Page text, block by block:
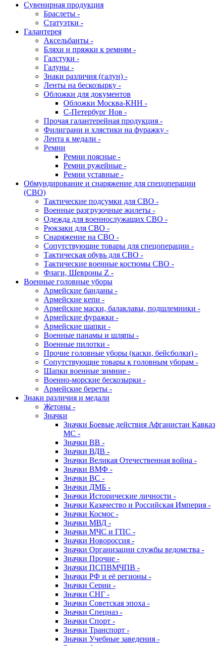
Сувенирная продукция
Браслеты -
Статуэтки -
Галантерея
Аксельбанты -
Бляхи и пряжки к ремням -
Галстуки -
Галуны -
Знаки различия (галун) -
Ленты на бескозырку -
Обложки для документов
Обложки Москва-КНН -
С-Петербург Нов -
Прочая галантерейная продукция -
Филиграни и хлястики на фуражку -
Лента к медали -
Ремни
Ремни поясные -
Ремни ружейные -
Ремни уставные -
Обмундирование и снаряжение для спецоперации
(СВО)
Тактические подсумки для СВО -
Военные разгрузочные жилеты -
Одежда для военнослужащих СВО -
Рюкзаки для СВО -
Снаряжение на СВО -
Сопутствующие товары для спецоперации -
Тактическая обувь для СВО -
Тактические военные костюмы СВО -
Флаги, Шевроны Z -
Военные головные уборы
Армейские банданы -
Армейские кепи -
Армейские маски, балаклавы, подшлемники -
Армейские фуражки -
Армейские шапки -
Военные панамы и шляпы -
Военные пилотки -
Прочие головные уборы (каски, бейсболки) -
Сопутствующие товары к головным уборам -
Шапки военные зимние -
Военно-морские бескозырки -
Армейские береты -
Знаки различия и медали
Жетоны -
Значки
Значки Боевые действия Афганистан Кавказ
МС -
Значки ВВ -
Значки ВДВ -
Значки Великая Отечественная война -
Значки ВМФ -
Значки ВС -
Значки ДМБ -
Значки Исторические личности -
Значки Казачество и Российская Империя -
Значки Космос -
Значки МВД -
Значки МЧС и ГПС -
Значки Новороссия -
Значки Организации службы ведомства -
Значки Прочие -
Значки ПСПВМЧПВ -
Значки РФ и её регионы -
Значки Серии -
Значки СНГ -
Значки Советская эпоха -
Значки Спецназ -
Значки Спорт -
Значки Транспорт -
Значки Учебные заведения -